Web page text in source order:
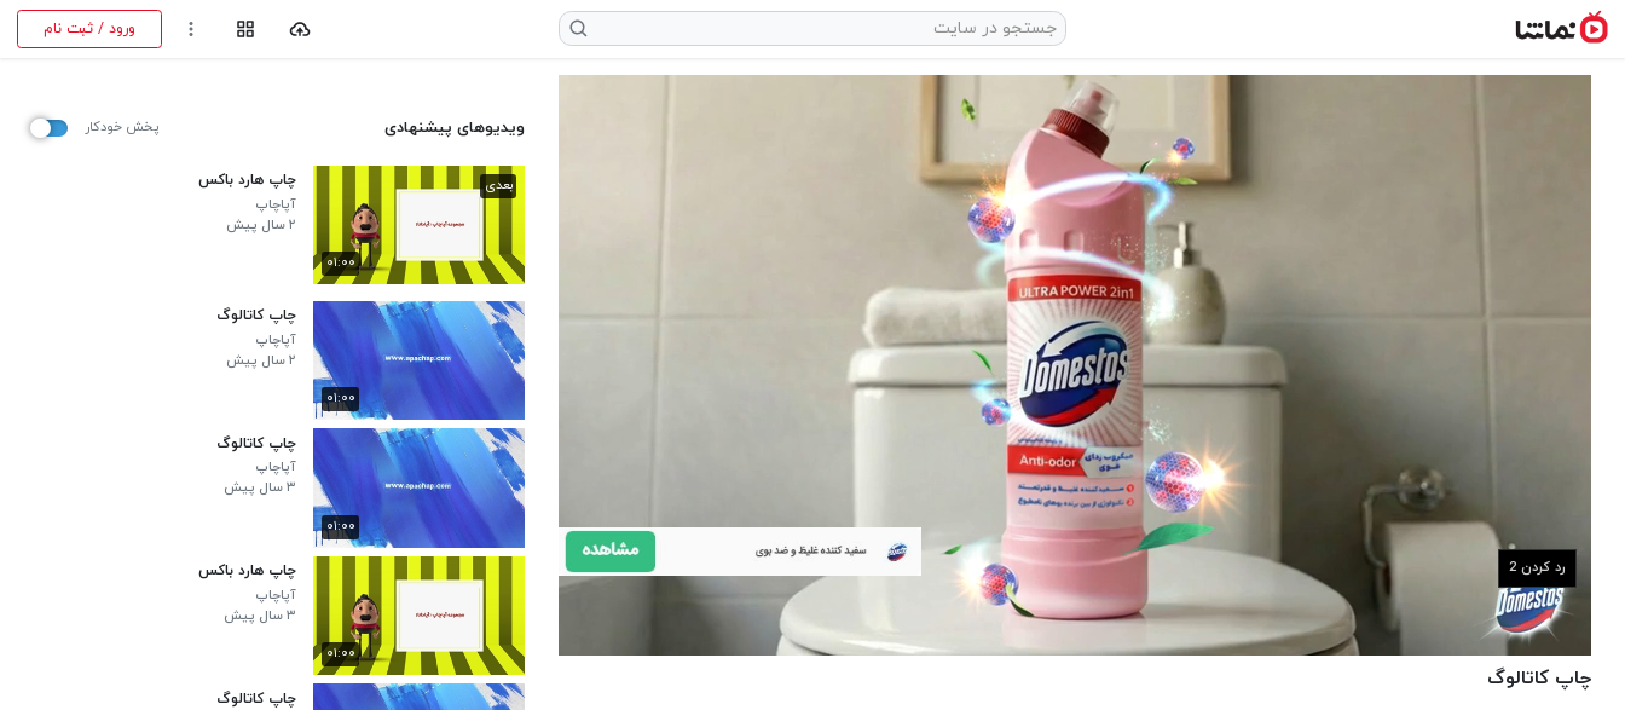
ورود / ثبت نام
رد کردن 1
چاپ کاتالوگ
ویدیوهای پیشنهادی پخش خودکار
۰۱:۰۰
بعدی چاپ هارد باکس
آپاچاپ
۲ سال پیش
۰۱:۰۰
چاپ کاتالوگ
آپاچاپ
۲ سال پیش
۰۱:۰۰
چاپ کاتالوگ
آپاچاپ
۳ سال پیش
۰۱:۰۰
چاپ هارد باکس
آپاچاپ
۳ سال پیش
چاپ کاتالوگ